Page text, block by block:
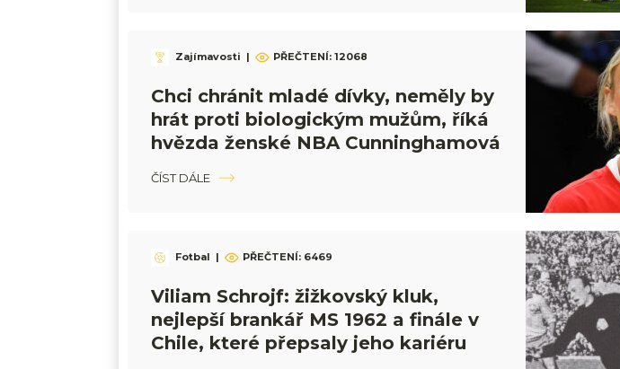
Zajímavosti | PŘEČTENÍ: 12068
Chci chránit mladé dívky, neměly by
hrát proti biologickým mužům, říká
hvězda ženské NBA Cunninghamová
ČÍST DÁLE
Fotbal | PŘEČTENÍ: 6469
Viliam Schrojf: žižkovský kluk,
nejlepší brankář MS 1962 a finále v
Chile, které přepsaly jeho kariéru